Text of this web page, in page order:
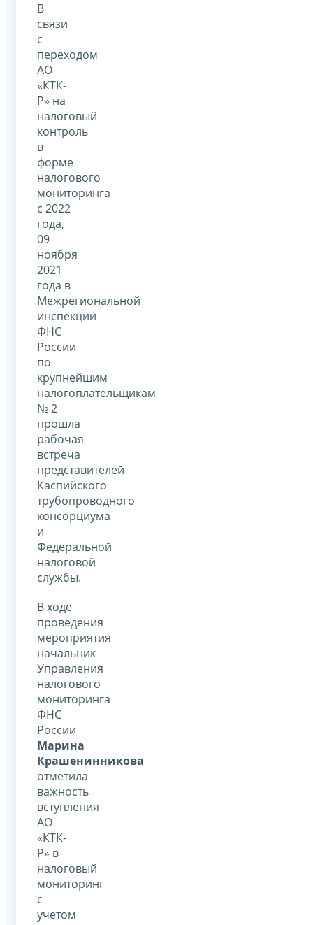
В
связи
с
переходом
АО
«КТК-
Р» на
налоговый
контроль
в
форме
налогового
мониторинга
с 2022
года,
09
ноября
2021
года в
Межрегиональной
инспекции
ФНС
России
по
крупнейшим
налогоплательщикам
№ 2
прошла
рабочая
встреча
представителей
Каспийского
трубопроводного
консорциума
и
Федеральной
налоговой
службы.
В ходе
проведения
мероприятия
начальник
Управления
налогового
мониторинга
ФНС
России
Марина
Крашенинникова
отметила
важность
вступления
АО
«КТК-
Р» в
налоговый
мониторинг
с
учетом